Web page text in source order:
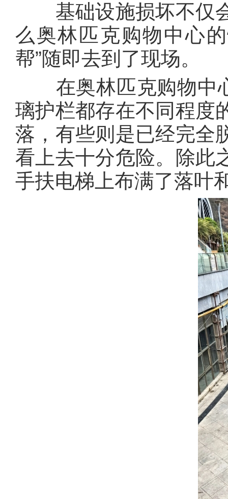
基础设施损坏不仅会
么奥林匹克购物中心
帮”随即去到了现场。
在奥林匹克购物中心
璃护栏都存在不同程度
落，有些则是已经完全
看上去十分危险。除此
手扶电梯上布满了落叶